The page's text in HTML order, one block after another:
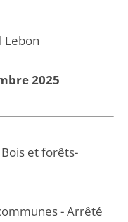
Lebon
2025
et forêts-
- Arrêté